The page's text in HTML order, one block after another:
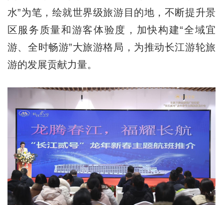
水”为笔，绘就世界级旅游目的地，不断提升景
区服务质量和游客体验度，加快构建“全域宜
游、全时畅游”大旅游格局，为推动长江游轮旅
游的发展贡献力量。